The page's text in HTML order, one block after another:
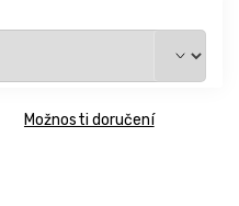
Možnosti doručení